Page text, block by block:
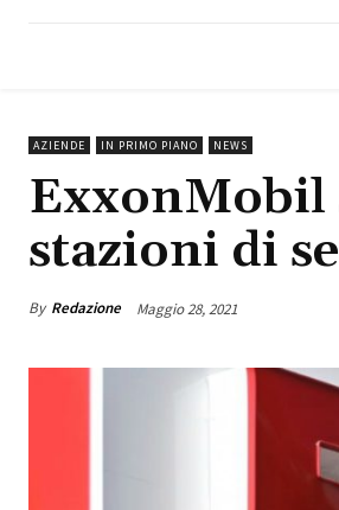
AZIENDE IN PRIMO PIANO NEWS
ExxonMobil
stazioni di
By Redazione Maggio 28, 2021